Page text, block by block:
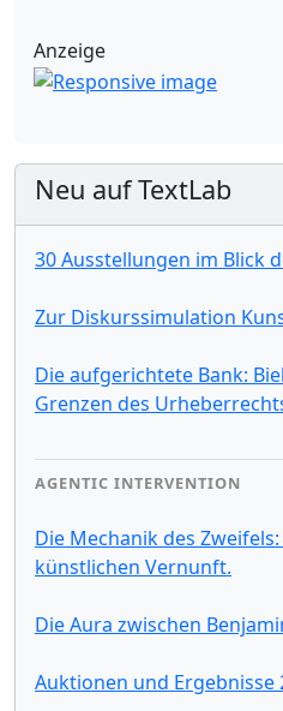
Anzeige
Neu auf TextLab
30 Ausstellungen im Blick
Zur Diskurssimulation
Die aufgerichtete Bank:
Grenzen des
AGENTIC INTERVENTION
Die Mechanik des
künstlichen Vernunft.
Die Aura zwischen
Auktionen und Ergebnisse